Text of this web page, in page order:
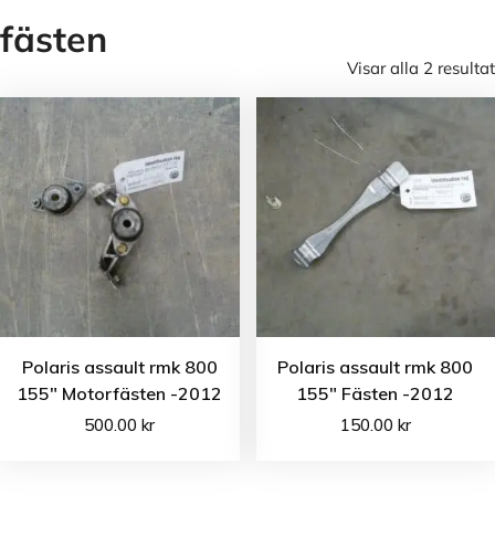
fästen
Visar alla 2 resultat
Polaris assault rmk 800
155″ Motorfästen -2012
500.00kr
Polaris assault rmk 800
155″ Fästen -2012
150.00 kr